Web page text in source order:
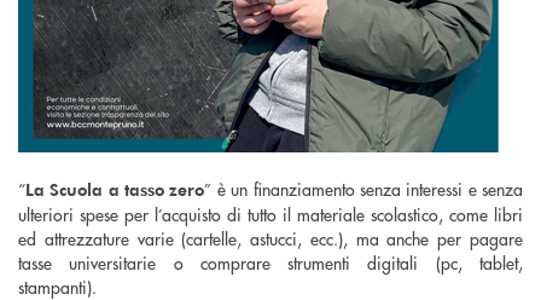
“La Scuola a tasso zero” è un finanziamento senza interessi e senza
ulteriori spese per l’acquisto di tutto il materiale scolastico, come libri
ed attrezzature varie (cartelle, astucci, ecc.), ma anche per pagare
tasse universitarie o comprare strumenti digitali (pc, tablet,
stampanti).